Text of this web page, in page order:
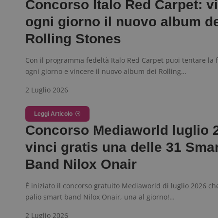
Concorso Italo Red Carpet:
ogni giorno il nuovo album
Rolling Stones
Con il programma fedeltà Italo Red Carpet puoi tentare la
ogni giorno e vincere il nuovo album dei Rolling…
2 Luglio 2026
Leggi Articolo
Concorso Mediaworld luglio
vinci gratis una delle 31
Band Nilox Onair
È iniziato il concorso gratuito Mediaworld di luglio 2026
palio smart band Nilox Onair, una al giorno!…
2 Luglio 2026
_GRECAPTCHA
_pk_id.1.938b
Nome